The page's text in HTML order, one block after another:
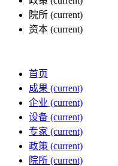
院所 (current)
资本 (current)
首页
成果 (current)
企业 (current)
设备 (current)
专家 (current)
政策 (current)
院所 (current)